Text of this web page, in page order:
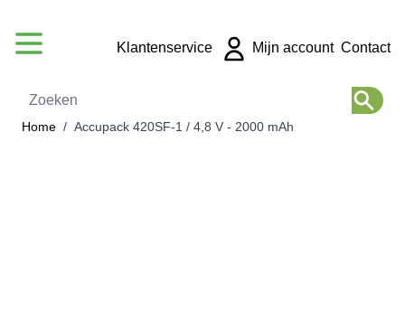
Zoeken
Klantenservice Mijn account Contact
Home / Accupack 420SF-1 / 4,8 V - 2000 mAh